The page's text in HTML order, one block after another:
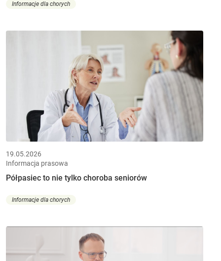
Informacje dla chorych
19.05.2026
Informacja prasowa
Półpasiec to nie tylko choroba seniorów
Informacje dla chorych